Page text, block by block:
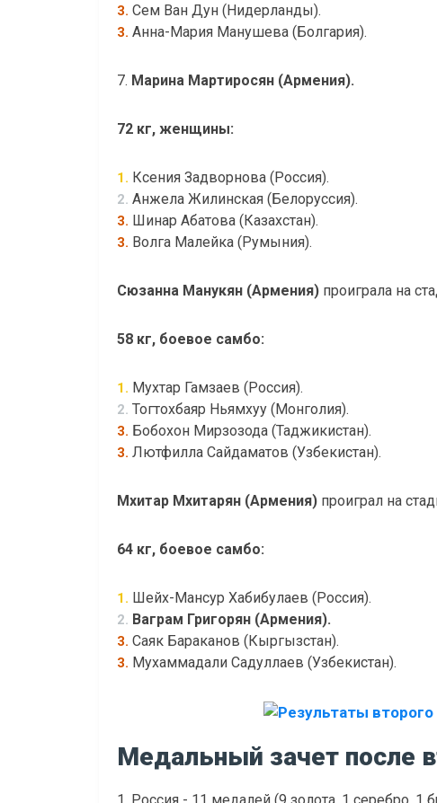
3. Сем Ван Дун (Нидерланды).
3. Анна-Мария Манушева (Болгария).
7. Марина Мартиросян (Армения).
72 кг, женщины:
1. Ксения Задворнова (Россия).
2. Анжела Жилинская (Белоруссия).
3. Шинар Абатова (Казахстан).
3. Волга Малейка (Румыния).
Сюзанна Манукян (Армения) проиграла на
58 кг, боевое самбо:
1. Мухтар Гамзаев (Россия).
2. Тогтохбаяр Ньямхуу (Монголия).
3. Бобохон Мирзозода (Таджикистан).
3. Лютфилла Сайдаматов (Узбекистан).
Мхитар Мхитарян (Армения) проиграл на
64 кг, боевое самбо:
1. Шейх-Мансур Хабибулаев (Россия).
2. Ваграм Григорян (Армения).
3. Саяк Бараканов (Кыргызстан).
3. Мухаммадали Садуллаев (Узбекистан).
Медальный зачет после